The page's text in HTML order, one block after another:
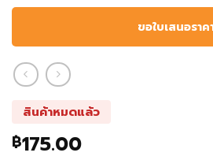
ขอใบเสนอราค
สินค้าหมดแล้ว
฿175.00